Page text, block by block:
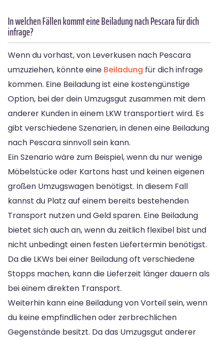
In welchen Fällen kommt eine Beiladung nach Pescara für dich
infrage?
Wenn du vorhast, von Leverkusen nach Pescara
umzuziehen, könnte eine Beiladung für dich infrage
kommen. Eine Beiladung ist eine kostengünstige
Option, bei der dein Umzugsgut zusammen mit dem
anderer Kunden in einem LKW transportiert wird. Es
gibt verschiedene Szenarien, in denen eine Beiladung
nach Pescara sinnvoll sein kann.
Ein Szenario wäre zum Beispiel, wenn du nur wenige
Möbelstücke oder Kartons hast und keinen eigenen
großen Umzugswagen benötigst. In diesem Fall
kannst du Platz auf einem bereits bestehenden
Transport nutzen und Geld sparen. Eine Beiladung
bietet sich auch an, wenn du zeitlich flexibel bist und
nicht unbedingt einen festen Liefertermin benötigst.
Da die LKWs bei einer Beiladung oft verschiedene
Stopps machen, kann die Lieferzeit länger dauern als
bei einem direkten Transport.
Weiterhin kann eine Beiladung von Vorteil sein, wenn
du keine empfindlichen oder zerbrechlichen
Gegenstände besitzt. Da das Umzugsgut anderer